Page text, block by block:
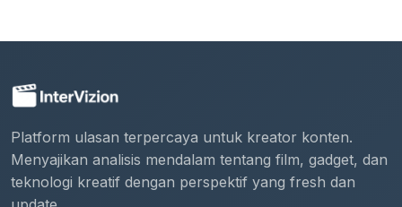
Platform ulasan terpercaya untuk kreator konten.
Menyajikan analisis mendalam tentang film, gadget, dan
teknologi kreatif dengan perspektif yang fresh dan